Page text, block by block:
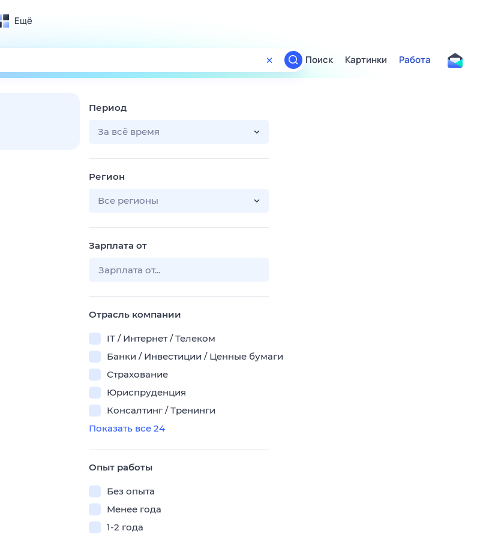
Ещё
Поиск
ТВ-программа
Поиск Картинки Работа
Период
За всё время
Регион
Все регионы
Зарплата от
Отрасль компании
IT / Интернет / Телеком
Банки / Инвестиции / Ценные бумаги
Страхование
Юриспруденция
Консалтинг / Тренинги
Показать все 24
Опыт работы
Без опыта
Менее года
1-2 года